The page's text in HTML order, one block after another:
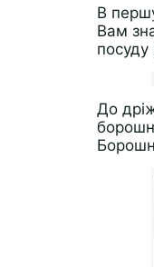
В
Вам
посуду
До